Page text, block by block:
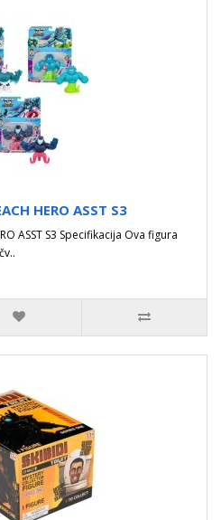
HERO ASST S3
ASST S3 Specifikacija Ova figura